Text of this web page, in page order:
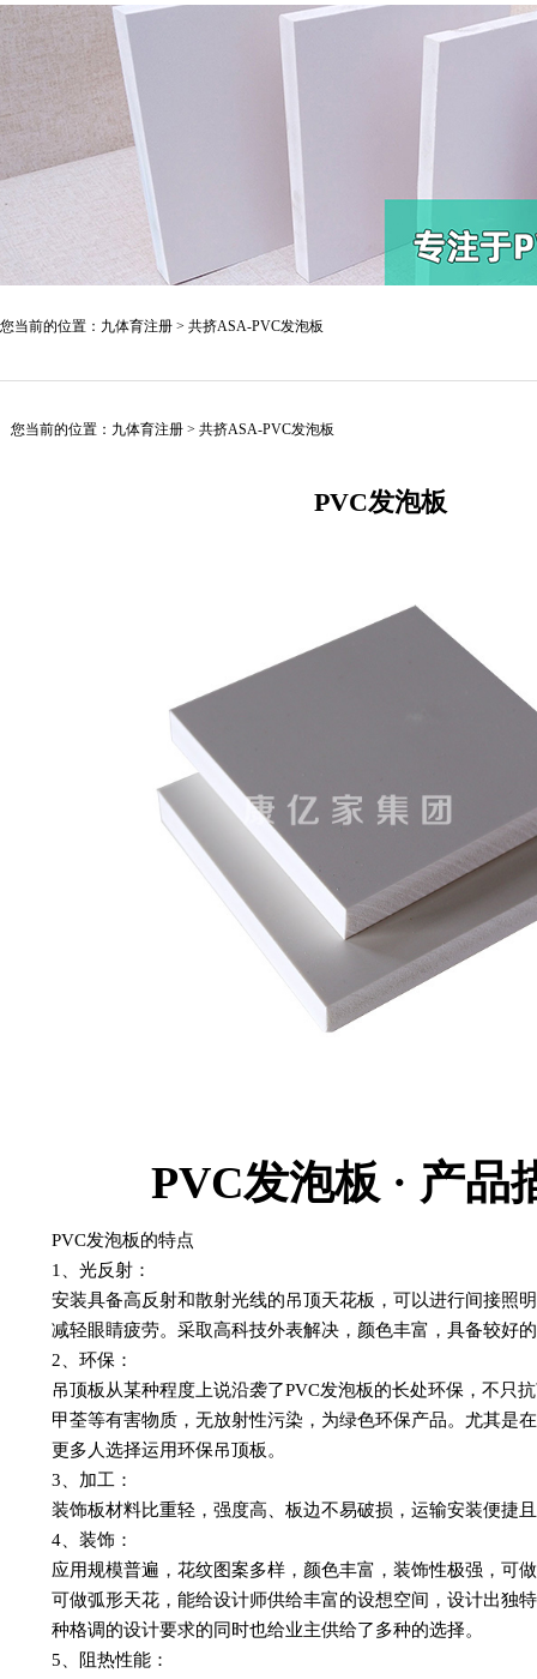
您当前的位置： 九体育注册 > 共挤ASA-PVC发泡板
您当前的位置： 九体育注册 > 共挤ASA-PVC发泡板
PVC发泡板
PVC发泡板 · 产品
PVC发泡板的特点
1、光反射：
安装具备高反射和散射光线的吊顶天花板，可以进行间接照
减轻眼睛疲劳。采取高科技外表解决，颜色丰富，具备较好
2、环保：
吊顶板从某种程度上说沿袭了PVC发泡板的长处环保，不只
甲荃等有害物质，无放射性污染，为绿色环保产品。尤其是
更多人选择运用环保吊顶板。
3、加工：
装饰板材料比重轻，强度高、板边不易破损，运输安装便捷
4、装饰：
应用规模普遍，花纹图案多样，颜色丰富，装饰性极强，可
可做弧形天花，能给设计师供给丰富的设想空间，设计出独
种格调的设计要求的同时也给业主供给了多种的选择。
5、阻热性能：